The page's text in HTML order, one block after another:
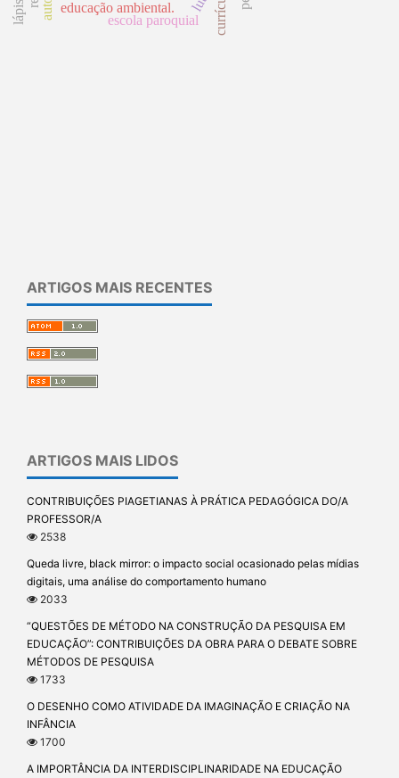
educação ambiental.
escola paroquial currículo
ARTIGOS MAIS RECENTES
ARTIGOS MAIS LIDOS
CONTRIBUIÇÕES PIAGETIANAS À PRÁTICA PEDAGÓGICA DO/A
PROFESSOR/A
2538
Queda livre, black mirror: o impacto social ocasionado pelas mídias
digitais, uma análise do comportamento humano
2033
“QUESTÕES DE MÉTODO NA CONSTRUÇÃO DA PESQUISA EM
EDUCAÇÃO”: CONTRIBUIÇÕES DA OBRA PARA O DEBATE SOBRE
MÉTODOS DE PESQUISA
1733
O DESENHO COMO ATIVIDADE DA IMAGINAÇÃO E CRIAÇÃO NA
INFÂNCIA
1700
A IMPORTÂNCIA DA INTERDISCIPLINARIDADE NA EDUCAÇÃO